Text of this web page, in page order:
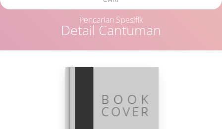
Detail Cantuman
Pencarian Spesifik